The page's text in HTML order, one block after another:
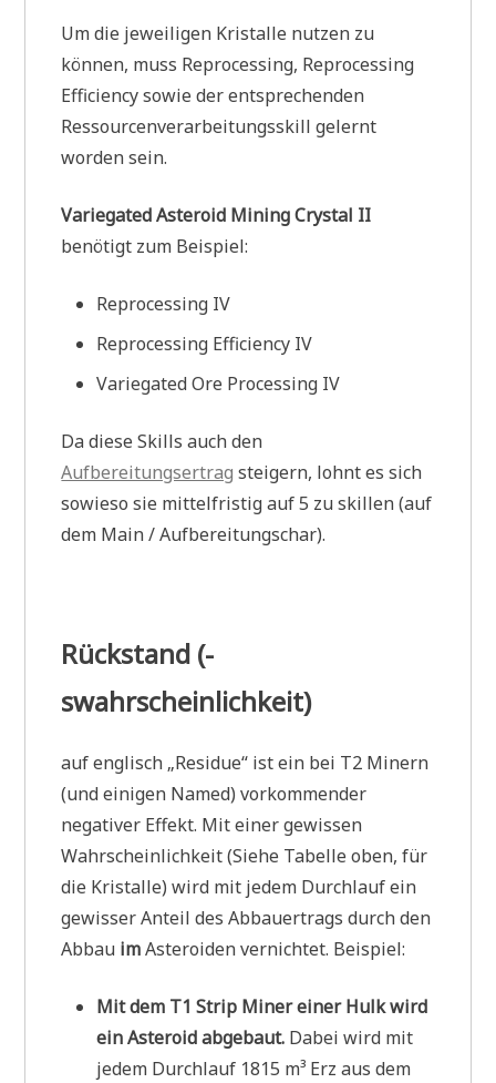
Um die jeweiligen Kristalle nutzen zu
können, muss Reprocessing, Reprocessing
Efficiency sowie der entsprechenden
Ressourcenverarbeitungsskill gelernt
worden sein.
Variegated Asteroid Mining Crystal II
benötigt zum Beispiel:
Reprocessing IV
Reprocessing Efficiency IV
Variegated Ore Processing IV
Da diese Skills auch den
Aufbereitungsertrag steigern, lohnt es sich
sowieso sie mittelfristig auf 5 zu skillen (auf
dem Main / Aufbereitungschar).
Rückstand (-
swahrscheinlichkeit)
auf englisch „Residue“ ist ein bei T2 Minern
(und einigen Named) vorkommender
negativer Effekt. Mit einer gewissen
Wahrscheinlichkeit (Siehe Tabelle oben, für
die Kristalle) wird mit jedem Durchlauf ein
gewisser Anteil des Abbauertrags durch den
Abbau imAsteroiden vernichtet. Beispiel:
Mit dem T1 Strip Miner einer Hulk wird
ein Asteroid abgebaut. Dabei wird mit
jedem Durchlauf 1815 m³ Erz aus dem